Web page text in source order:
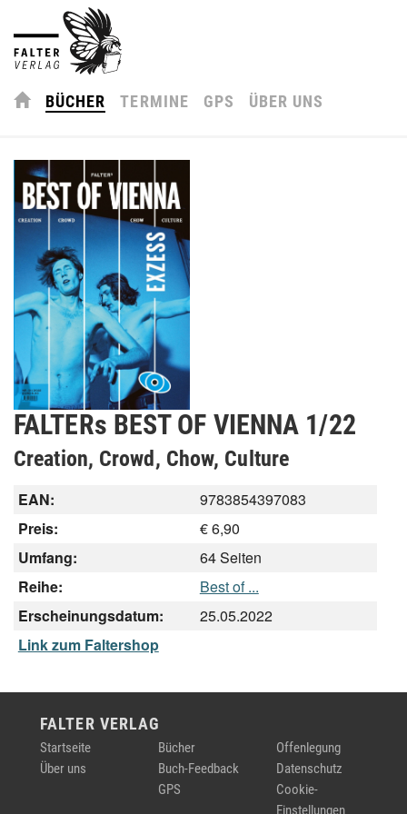
BÜCHER TERMINE GPS ÜBER UNS
FALTERs BEST OF VIENNA 1/22
Creation, Crowd, Chow, Culture
EAN:
9783854397083
Preis:
€ 6,90
Umfang:
64 Seiten
Reihe:
Best of ...
Erscheinungsdatum:
25.05.2022
Link zum Faltershop
FALTER VERLAG
Startseite
Über uns
Bücher
Buch-Feedback
GPS
Offenlegung
Datenschutz
Cookie-
Einstellungen